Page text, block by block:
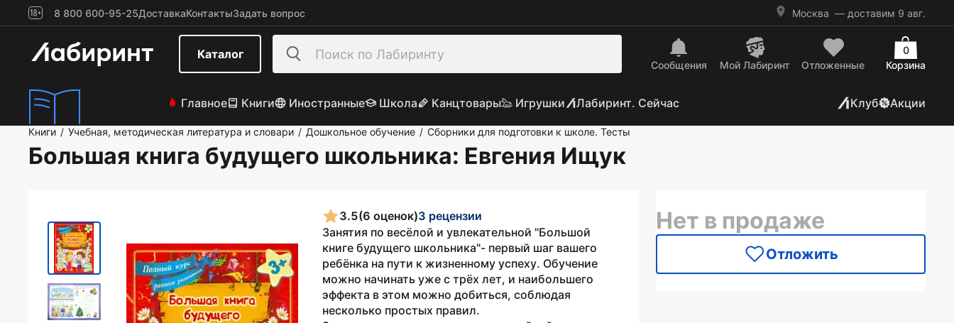
8 800 600-95-25ДоставкаКонтактыЗадать вопрос Москва — доставим 9 авг.
Каталог
Сообщения Mой Лабиринт Отложенные Корзина
0
Главное Книги Иностранные Школа Канцтовары Игрушки Лабиринт. Сейчас Клуб Акции
Книги / Учебная, методическая литература и словари / Дошкольное обучение / Сборники для подготовки к школе. Тесты
Большая книга будущего школьника: Евгения Ищук
3.5(6 оценок)3 рецензии
Занятия по весёлой и увлекательной "Большой
книге будущего школьника"- первый шаг вашего
ребёнка на пути к жизненному успеху. Обучение
можно начинать уже с трёх лет, и наибольшего
эффекта в этом можно добиться, соблюдая
несколько простых правил.
Нет в продаже
Отложить